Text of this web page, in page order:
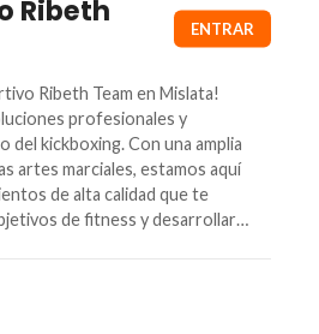
Ribeth
Ribeth Team en Mislata!
profesionales y
del kickboxing. Con una amplia
artes marciales, estamos aquí
de alta calidad que te
de fitness y desarrollar…